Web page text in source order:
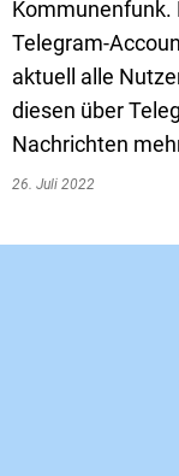
Kommunenfunk.
Telegram-
aktuell alle
diesen über
Nachrichten
26. Juli 2022